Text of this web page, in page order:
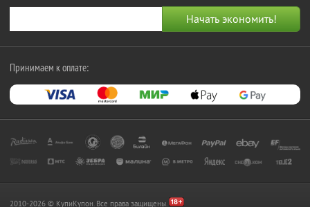
Принимаем к оплате:
2010-2026 © КупиКупон. Все права защищены.